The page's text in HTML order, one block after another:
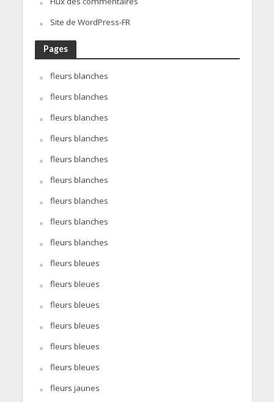
Site de WordPress-FR
Pages
fleurs blanches
fleurs blanches
fleurs blanches
fleurs blanches
fleurs blanches
fleurs blanches
fleurs blanches
fleurs blanches
fleurs blanches
fleurs bleues
fleurs bleues
fleurs bleues
fleurs bleues
fleurs bleues
fleurs bleues
fleurs jaunes